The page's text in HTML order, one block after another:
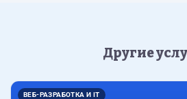
Другие
ВЕБ-РАЗРАБОТКА И IT